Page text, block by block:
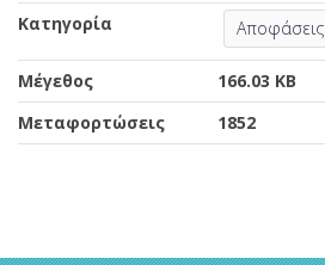
Κατηγορία Αποφάσεις
Μέγεθος
166.03 KB
Μεταφορτώσεις
1852